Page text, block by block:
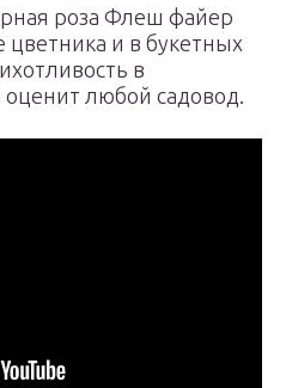
роза Флеш файер
и в букетных
в
любой садовод.